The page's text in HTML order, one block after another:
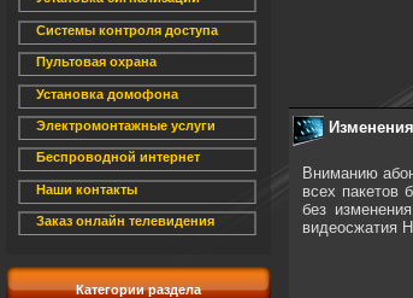
Системы контроля доступа
Пультовая охрана
Установка домофона
Электромонтажные услуги
Беспроводной интернет
Наши контакты
Заказ онлайн телевидения
Категории раздела
Вниманию
всех пакетов
без
видеосжатия